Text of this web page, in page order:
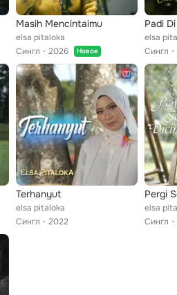
Masih Mencintaimu
elsa pitaloka
Сингл
2026 Новое
elsa
Сингл
Terhanyut
elsa pitaloka
Сингл
2022
Pergi
elsa
Сингл